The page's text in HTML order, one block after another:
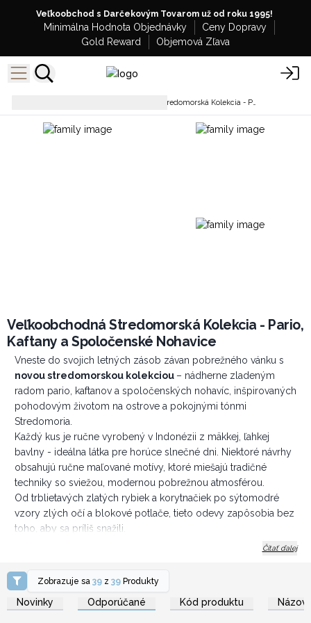
Veľkoobchod s Darčekovým Tovarom už od roku 1995!
Minimálna Hodnota Objednávky
Ceny Dopravy
Gold Reward
Objemová Zľava
Veľkoobchodná Stredomorská Kolekcia - Pario, Kaftany a Spoločenské Nohavice
Veľkoobchodná Stredomorská Kolekcia - Pario,
Kaftany a Spoločenské Nohavice
Vneste do svojich letných zásob závan pobrežného vánku s
novou stredomorskou kolekciou – nádherne zladeným
radom pario, kaftanov a spoločenských nohavíc, inšpirovaných
pohodovým životom na ostrove a pokojnými tónmi
Stredomoria.
Každý kus je ručne vyrobený v Indonézii z mäkkej, ľahkej
bavlny - ideálna látka pre horúce slnečné dni. Niektoré návrhy
obsahujú ručne maľované motívy, ktoré miešajú tradičné
techniky so sviežou, modernou pobrežnou atmosférou.
Od trblietavých zlatých rybiek a korytnačiek po sýtomodré
vzory zlých očí a blokové potlače, tieto odevy zapôsobia bez
toho, aby sa príliš snažili.
žiadaná.
Príťažlivosť Ručné Výroby
: Podporuje remeselnú zručnosť –
plus pre butiky zameriavajúce sa na produkty založené na
Čítať ďalej
Zobrazuje sa39 z39 Produkty
Novinky Odporúčané Kód produktu Názov
Prihláste sa alebo
zaregistrujte sa pre
veľkoobchodné ceny
zaregistrujte sa pre
veľkoobchodné ceny